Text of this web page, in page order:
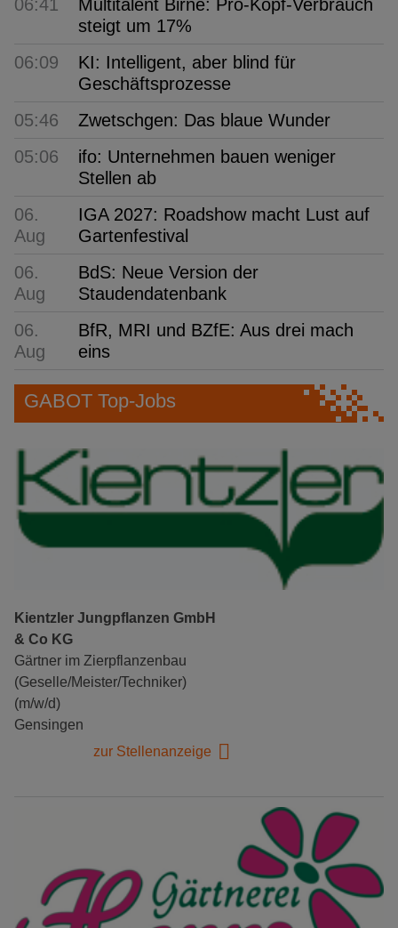
06:41
Multitalent Birne: Pro-Kopf-Verbrauch
steigt um 17%
06:09
KI: Intelligent, aber blind für
Geschäftsprozesse
05:46
Zwetschgen: Das blaue Wunder
05:06
ifo: Unternehmen bauen weniger
Stellen ab
06.
Aug
IGA 2027: Roadshow macht Lust auf
Gartenfestival
06.
Aug
BdS: Neue Version der
Staudendatenbank
06.
Aug
BfR, MRI und BZfE: Aus drei mach
eins
GABOT Top-Jobs
Kientzler Jungpflanzen GmbH
& Co KG
Gärtner im Zierpflanzenbau
(Geselle/Meister/Techniker)
(m/w/d)
Gensingen
zur Stellenanzeige